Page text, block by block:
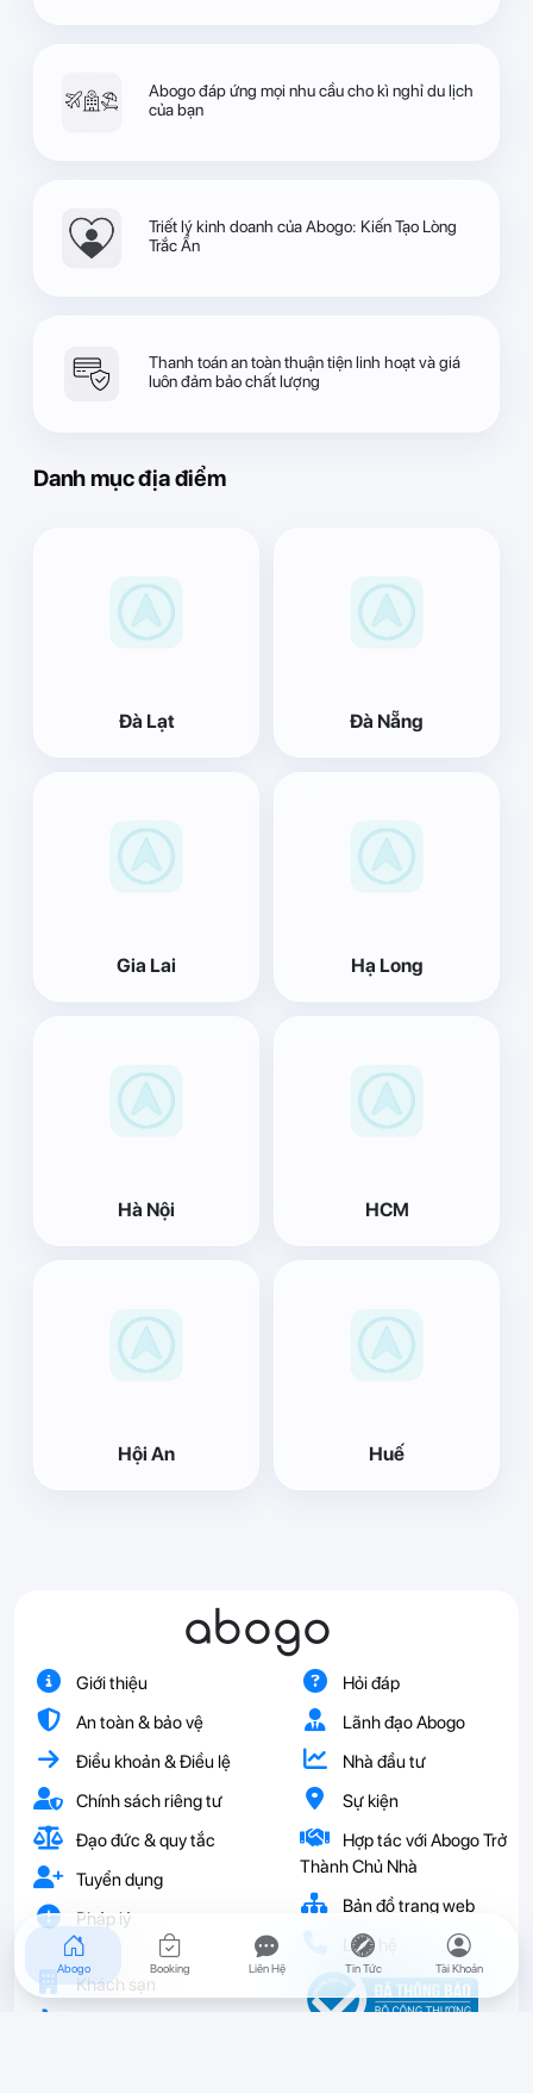
Abogo đáp ứng mọi nhu cầu cho kì nghỉ du lịch
của bạn
Triết lý kinh doanh của Abogo: Kiến Tạo Lòng
Trắc Ẩn
Thanh toán an toàn thuận tiện linh hoạt và giá
luôn đảm bảo chất lượng
Danh mục địa điểm
Đà Lạt Đà Nẵng
Gia Lai Hạ Long
Hà Nội HCM
Hội An Huế
abogo
Giới thiệu
An toàn & bảo vệ
Điều khoản & Điều lệ
Chính sách riêng tư
Đạo đức & quy tắc
Tuyển dụng
Pháp lý
Hỏi đáp
Lãnh đạo Abogo
Nhà đầu tư
Sự kiện
Hợp tác với Abogo Trở
Thành Chủ Nhà
Bản đồ trang web
Liên hệ
Khách sạn
Abogo Booking Liên Hệ Tin Tức Tài Khoản